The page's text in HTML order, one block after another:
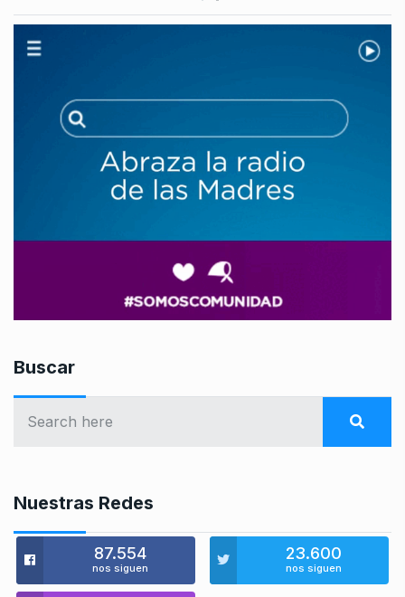
Buscar
Nuestras Redes
87.554
nos siguen
23.600
nos siguen